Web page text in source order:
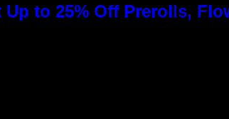
to 25% Off Prerolls,